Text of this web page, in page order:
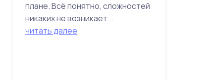
плане. Всё понятно, сложностей
никаких не возникает...
читать далее